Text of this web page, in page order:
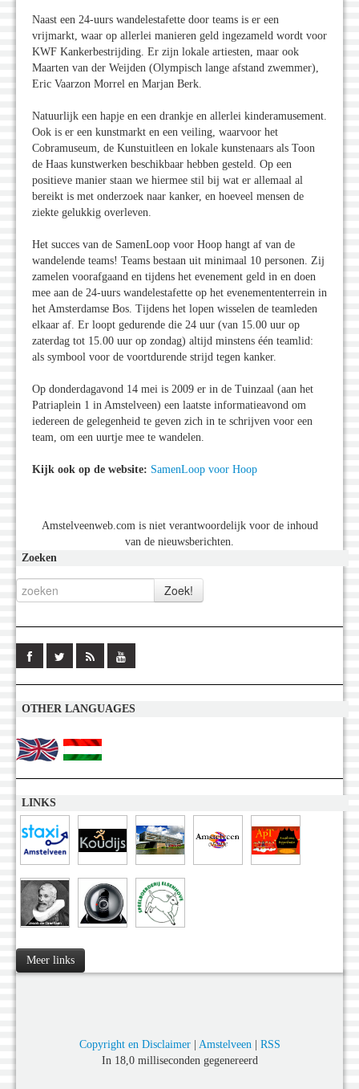
Naast een 24-uurs wandelestafette door teams is er een
vrijmarkt, waar op allerlei manieren geld ingezameld wordt voor
KWF Kankerbestrijding. Er zijn lokale artiesten, maar ook
Maarten van der Weijden (Olympisch lange afstand zwemmer),
Eric Vaarzon Morrel en Marjan Berk.
Natuurlijk een hapje en een drankje en allerlei kinderamusement.
Ook is er een kunstmarkt en een veiling, waarvoor het
Cobramuseum, de Kunstuitleen en lokale kunstenaars als Toon
de Haas kunstwerken beschikbaar hebben gesteld. Op een
positieve manier staan we hiermee stil bij wat er allemaal al
bereikt is met onderzoek naar kanker, en hoeveel mensen de
ziekte gelukkig overleven.
Het succes van de SamenLoop voor Hoop hangt af van de
wandelende teams! Teams bestaan uit minimaal 10 personen. Zij
zamelen voorafgaand en tijdens het evenement geld in en doen
mee aan de 24-uurs wandelestafette op het evenemententerrein in
het Amsterdamse Bos. Tijdens het lopen wisselen de teamleden
elkaar af. Er loopt gedurende die 24 uur (van 15.00 uur op
zaterdag tot 15.00 uur op zondag) altijd minstens één teamlid:
als symbool voor de voortdurende strijd tegen kanker.
Op donderdagavond 14 mei is 2009 er in de Tuinzaal (aan het
Patriaplein 1 in Amstelveen) een laatste informatieavond om
iedereen de gelegenheid te geven zich in te schrijven voor een
team, om een uurtje mee te wandelen.
Kijk ook op de website: SamenLoop voor Hoop
Amstelveenweb.com is niet verantwoordelijk voor de inhoud
van de nieuwsberichten.
Zoeken
OTHER LANGUAGES
LINKS
Meer links
Copyright en Disclaimer| Amstelveen| RSS
In 18,0 milliseconden gegenereerd